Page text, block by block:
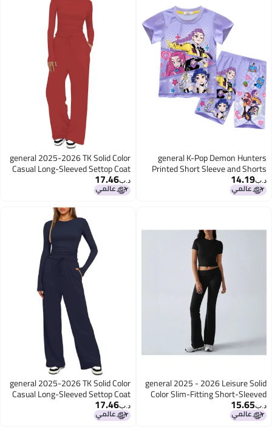
general K-Pop Demon Hunters
Printed Short Sleeve and Shorts
Set Multiple Sizes Soft Breathable
Casual Loungewear Tracksuit for
د.ب‏14.19
general 2025-2026 TK Solid Color
Casual Long-Sleeved Settop Coat
High-Waisted Wide-Fitting Pants
Sports Outfit
د.ب‏17.46
general 2025 - 2026 Leisure Solid
Color Slim-Fitting Short-Sleeved
Pants Set
د.ب‏15.65
general 2025-2026 TK Solid Color
Casual Long-Sleeved Settop Coat
High-Waisted Wide-Fitting Pants
Sports Outfit
د.ب‏17.46